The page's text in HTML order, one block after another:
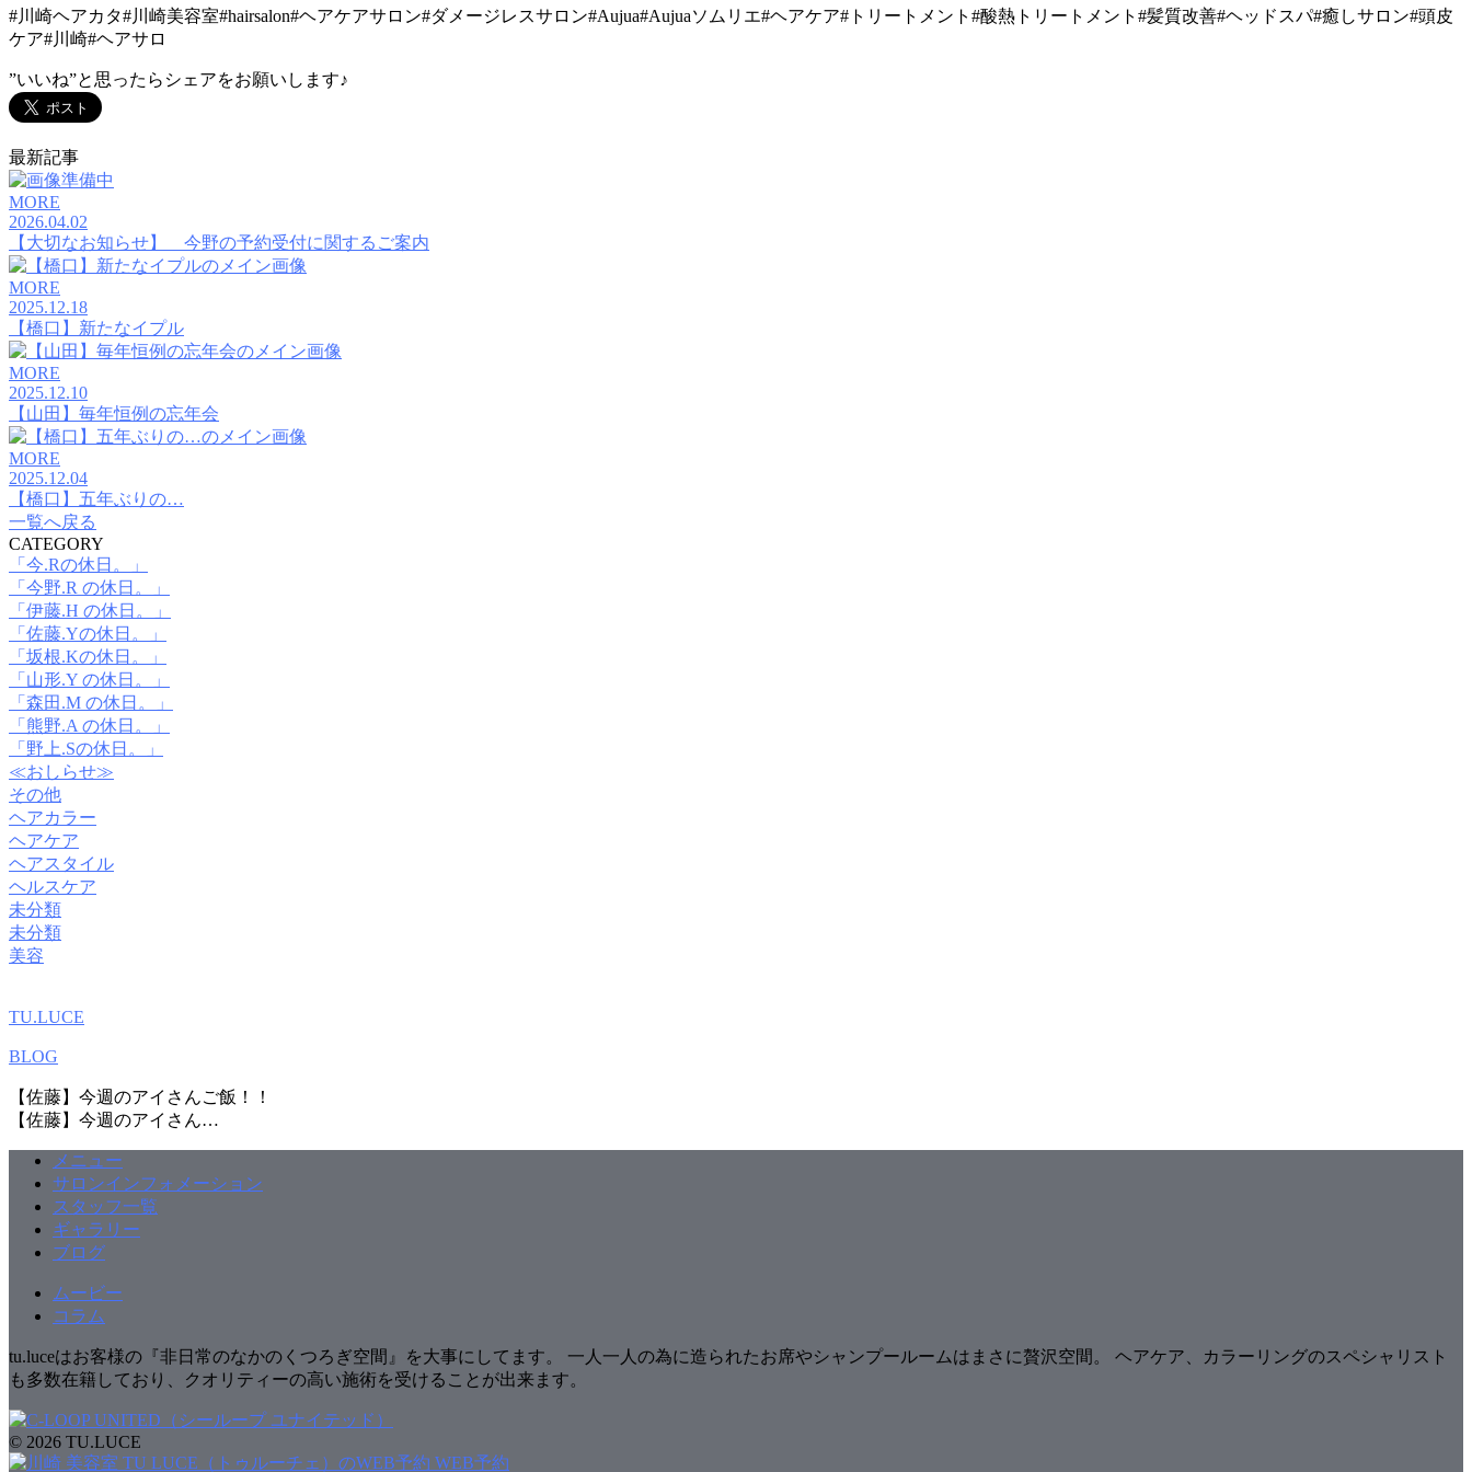
#川崎ヘアカタ#川崎美容室#hairsalon#ヘアケアサロン#ダメージレスサロン#Aujua#Aujuaソムリエ#ヘアケア#トリートメント#酸熱トリートメント#髪質改善#ヘッドスパ#癒しサロン#頭皮
ケア#川崎#ヘアサロ
”いいね”と思ったらシェアをお願いします♪
最新記事
MORE
2026.04.02
【大切なお知らせ】 今野の予約受付に関するご案内
MORE
2025.12.18
【橋口】新たなイプル
MORE
2025.12.10
【山田】毎年恒例の忘年会
MORE
2025.12.04
【橋口】五年ぶりの…
一覧へ戻る
CATEGORY
「今.Rの休日。」
「今野.R の休日。」
「伊藤.H の休日。」
「佐藤.Yの休日。」
「坂根.Kの休日。」
「山形.Y の休日。」
「森田.M の休日。」
「熊野.A の休日。」
「野上.Sの休日。」
≪おしらせ≫
その他
ヘアカラー
ヘアケア
ヘアスタイル
ヘルスケア
未分類
未分類
美容
TU.LUCE
BLOG
【佐藤】今週のアイさんご飯！！
【佐藤】今週のアイさん…
メニュー
サロンインフォメーション
スタッフ一覧
ギャラリー
ブログ
ムービー
コラム
tu.luceはお客様の『非日常のなかのくつろぎ空間』を大事にしてます。 一人一人の為に造られたお席やシャンプールームはまさに贅沢空間。 ヘアケア、カラーリングのスペシャリスト
も多数在籍しており、クオリティーの高い施術を受けることが出来ます。
© 2026 TU.LUCE
WEB予約